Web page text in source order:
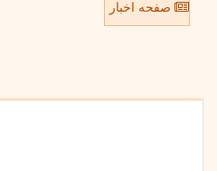
صفحه اخبار